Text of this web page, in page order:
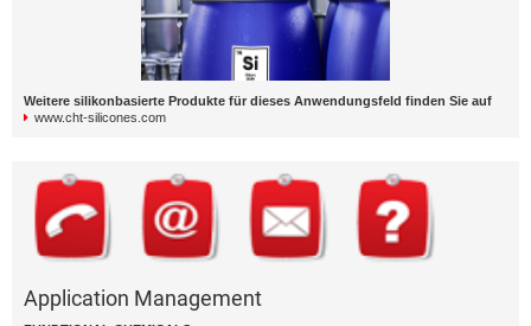
Weitere silikonbasierte Produkte für dieses Anwendungsfeld finden Sie auf
www.cht-silicones.com
Application Management